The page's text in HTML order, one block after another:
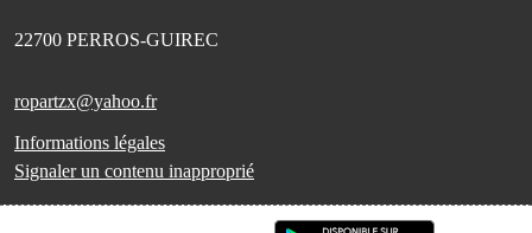
22700 PERROS-GUIREC
ropartzx@yahoo.fr
Informations légales
Signaler un contenu inapproprié